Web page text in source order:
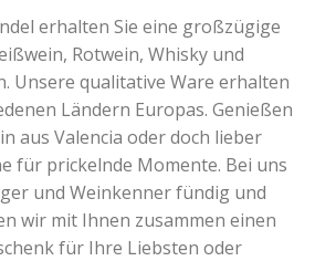
erhalten Sie eine großzügige
Rotwein, Whisky und
Unsere qualitative Ware erhalten
Ländern Europas. Genießen
aus Valencia oder doch lieber
für prickelnde Momente. Bei uns
und Weinkenner fündig und
wir mit Ihnen zusammen einen
für Ihre Liebsten oder